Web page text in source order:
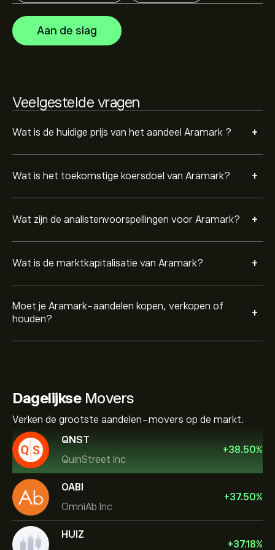
Aan de slag
Veelgestelde vragen
Wat is de huidige prijs van het aandeel Aramark ? +
Wat is het toekomstige koersdoel van Aramark? +
Wat zijn de analistenvoorspellingen voor Aramark? +
Wat is de marktkapitalisatie van Aramark? +
Moet je Aramark-aandelen kopen, verkopen of
houden?
+
DagelijkseMovers
Verken de grootste aandelen-movers op de markt.
QNST
QuinStreet Inc
+38.50%
OABI
OmniAb Inc
+37.50%
HUIZ
+37.18%